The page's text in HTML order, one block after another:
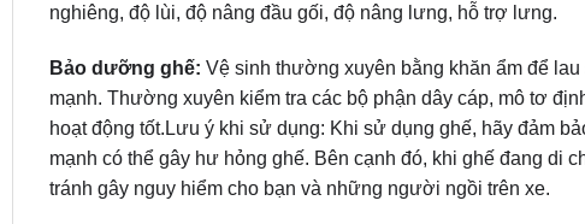
nghiêng, độ lùi, độ nâng đầu gối, độ nâng lưng, hỗ trợ lưng.
Bảo dưỡng ghế: Vệ sinh thường xuyên bằng khăn ẩm để
mạnh. Thường xuyên kiểm tra các bộ phận dây cáp, mô tơ
hoạt động tốt.Lưu ý khi sử dụng: Khi sử dụng ghế, hãy đảm
mạnh có thể gây hư hỏng ghế. Bên cạnh đó, khi ghế đang di
tránh gây nguy hiểm cho bạn và những người ngồi trên xe.